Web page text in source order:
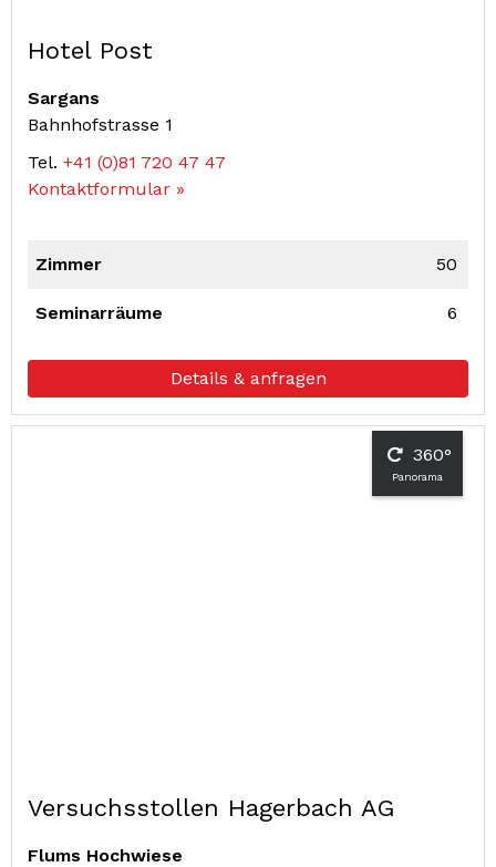
Hotel Post
Sargans
Bahnhofstrasse 1
Tel. +41 (0)81 720 47 47
Kontaktformular »
Zimmer 50
Seminarräume 6
Details & anfragen
360°
Panorama
Versuchsstollen Hagerbach AG
Flums Hochwiese